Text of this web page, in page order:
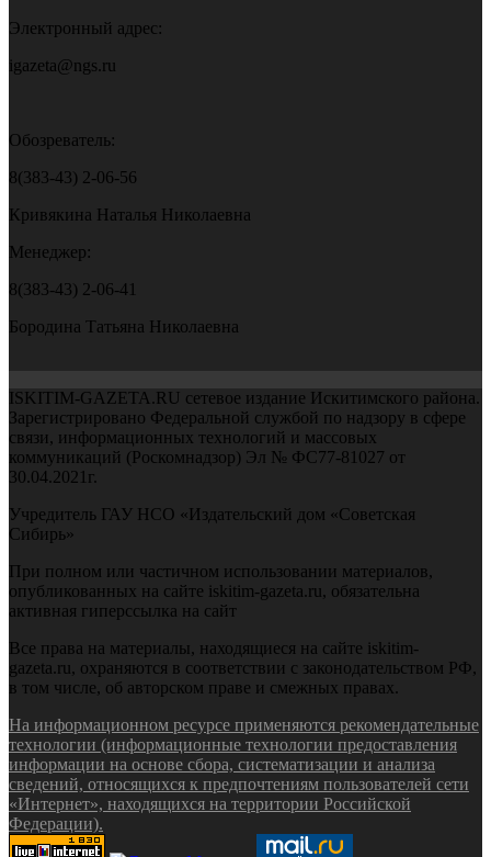
Электронный адрес:
igazeta@ngs.ru
Обозреватель:
8(383-43) 2-06-56
Кривякина Наталья Николаевна
Менеджер:
8(383-43) 2-06-41
Бородина Татьяна Николаевна
ISKITIM-GAZETA.RU сетевое издание Искитимского района.
Зарегистрировано Федеральной службой по надзору в сфере
связи, информационных технологий и массовых
коммуникаций (Роскомнадзор) Эл № ФС77-81027 от
30.04.2021г.
Учредитель ГАУ НСО «Издательский дом «Советская
Сибирь»
При полном или частичном использовании материалов,
опубликованных на сайте iskitim-gazeta.ru, обязательна
активная гиперссылка на сайт
Все права на материалы, находящиеся на сайте iskitim-
gazeta.ru, охраняются в соответствии с законодательством РФ,
в том числе, об авторском праве и смежных правах.
На информационном ресурсе применяются рекомендательные
технологии (информационные технологии предоставления
информации на основе сбора, систематизации и анализа
сведений, относящихся к предпочтениям пользователей сети
«Интернет», находящихся на территории Российской
Федерации).